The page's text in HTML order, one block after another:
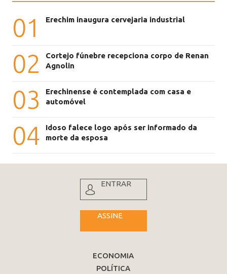
01 Erechim inaugura cervejaria industrial
02
Cortejo fúnebre recepciona corpo de Renan
Agnolin
03
Erechinense é contemplada com casa e
automóvel
04
Idoso falece logo após ser informado da
morte da esposa
ENTRAR
ASSINE
ECONOMIA
POLÍTICA